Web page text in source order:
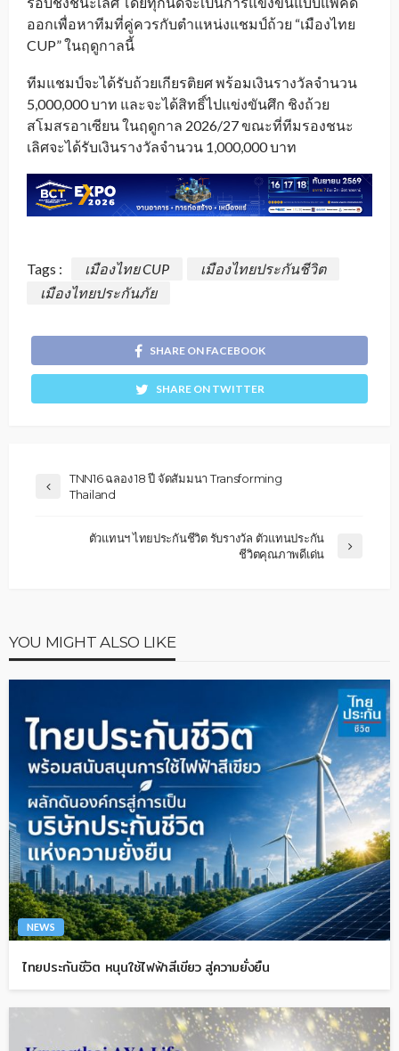
ออกเพื่อหาทีมที่คู่ควรกับตำแหน่งแชมป์ถ้วย “เมืองไทย
CUP” ในฤดูกาลนี้
ทีมแชมป์จะได้รับถ้วยเกียรติยศ พร้อมเงินรางวัลจำนวน
5,000,000 บาท และจะได้สิทธิ์ไปแข่งขันศึก ชิงถ้วย
สโมสรอาเซียน ในฤดูกาล 2026/27 ขณะที่ทีมรองชนะ
เลิศจะได้รับเงินรางวัลจำนวน 1,000,000 บาท
Tags : เมืองไทย CUP
เมืองไทยประกันชีวิต
เมืองไทยประกันภัย
SHARE ON FACEBOOK
SHARE ON TWITTER
TNN16 ฉลอง 18 ปี จัดสัมมนา Transforming
Thailand
ตัวแทนฯ ไทยประกันชีวิต รับรางวัล ตัวแทนประกัน
ชีวิตคุณภาพดีเด่น
YOU MIGHT ALSO LIKE
NEWS
ไทยประกันชีวิต หนุนใช้ไฟฟ้าสีเขียว สู่ความยั่งยืน